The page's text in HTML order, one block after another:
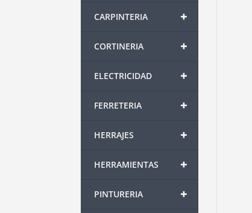
+
CARPINTERIA
+
CORTINERIA
+
ELECTRICIDAD
+
FERRETERIA
+
HERRAJES
+
HERRAMIENTAS
+
PINTURERIA